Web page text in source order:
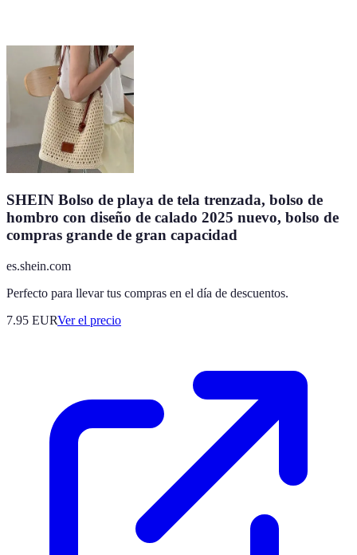
SHEIN Bolso de playa de tela trenzada, bolso de
hombro con diseño de calado 2025 nuevo, bolso de
compras grande de gran capacidad
es.shein.com
Perfecto para llevar tus compras en el día de descuentos.
7.95 EURVer el precio